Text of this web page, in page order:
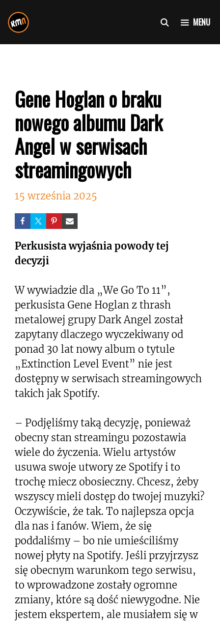
do
treści
MENU
Gene Hoglan o braku
nowego albumu Dark
Angel w serwisach
streamingowych
15 września 2025
Perkusista wyjaśnia powody tej
decyzji
W wywiadzie dla „We Go To 11”,
perkusista Gene Hoglan z thrash
metalowej grupy Dark Angel został
zapytany dlaczego wyczekiwany od
ponad 30 lat nowy album o tytule
„Extinction Level Event” nie jest
dostępny w serwisach streamingowych
takich jak Spotify.
– Podjęliśmy taką decyzję, ponieważ
obecny stan streamingu pozostawia
wiele do życzenia. Wielu artystów
usuwa swoje utwory ze Spotify i to
trochę miecz obosieczny. Chcesz, żeby
wszyscy mieli dostęp do twojej muzyki?
Oczywiście, że tak. To najlepsza opcja
dla nas i fanów. Wiem, że się
poddaliśmy – bo nie umieściliśmy
nowej płyty na Spotify. Jeśli przyjrzysz
się obecnym warunkom tego serwisu,
to wprowadzone zostały ogromne
zmiany, które są dość niewygodne. Nie
jestem ekspertem, ale musiałem się w